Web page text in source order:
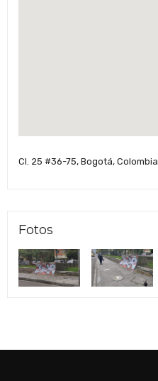
Cl. 25 #36-75, Bogotá, Colombia
Fotos